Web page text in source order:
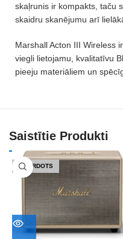
skaļrunis ir kompakts, taču
skaidru skanējumu arī
Marshall Acton III Wireless
viegli lietojamu, kvalitatīvu
pieeju materiāliem un
Saistītie Produkti
IZPĀRDOTS